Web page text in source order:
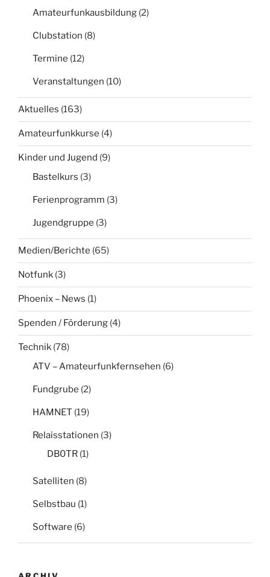
Amateurfunkausbildung (2)
Clubstation (8)
Termine (12)
Veranstaltungen (10)
Aktuelles (163)
Amateurfunkkurse (4)
Kinder und Jugend (9)
Bastelkurs (3)
Ferienprogramm (3)
Jugendgruppe (3)
Medien/Berichte (65)
Notfunk (3)
Phoenix – News (1)
Spenden / Förderung (4)
Technik (78)
ATV – Amateurfunkfernsehen (6)
Fundgrube (2)
HAMNET (19)
Relaisstationen (3)
DB0TR (1)
Satelliten (8)
Selbstbau (1)
Software (6)